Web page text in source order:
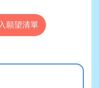
願望清單